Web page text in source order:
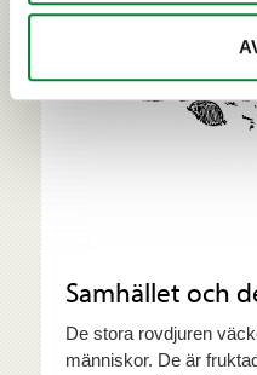
Samhället och
De stora rovdjuren
människor. De är